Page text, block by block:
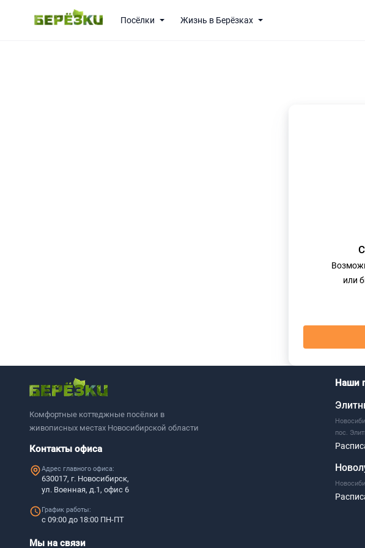
Посёлки Жизнь в Берёзках
или
Комфортные коттеджные посёлки в
живописных местах Новосибирской области
Контакты офиса
Адрес главного офиса:
630017, г. Новосибирск,
ул. Военная, д.1, офис 6
График работы:
с 09:00 до 18:00 ПН-ПТ
Наши
пос.
Мы на связи